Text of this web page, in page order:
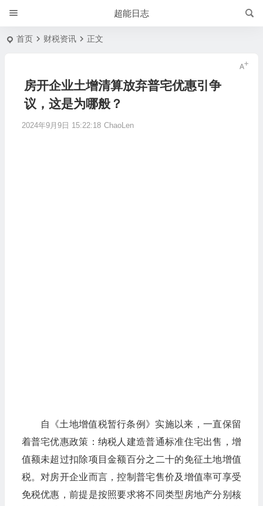
超能日志
首页 财税资讯 正文
房开企业土增清算放弃普宅优惠引争
议，这是为哪般？
2024年9月9日 15:22:18 ChaoLen
自《土地增值税暂行条例》实施以来，一直保留
着普宅优惠政策：纳税人建造普通标准住宅出售，增
值额未超过扣除项目金额百分之二十的免征土地增值
税。对房开企业而言，控制普宅售价及增值率可享受
免税优惠，前提是按照要求将不同类型房地产分别核